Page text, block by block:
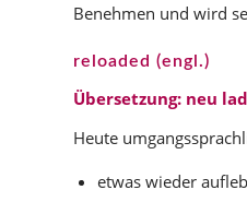
Benehmen und wird
reloaded (engl.)
Übersetzung: neu
Heute
etwas wieder